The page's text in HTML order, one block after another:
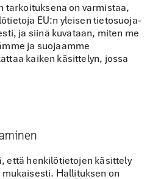
tarkoituksena on varmistaa,
EU:n yleisen tietosuoja-
ja siinä kuvataan, miten me
ja suojaamme
kaiken käsittelyn, jossa
että henkilötietojen käsittely
Hallituksen on